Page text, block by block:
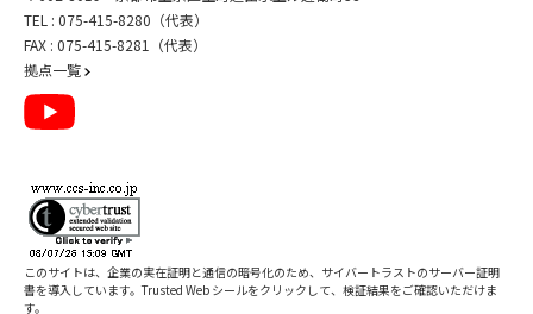
TEL : 075-415-8280（代表）
FAX : 075-415-8281（代表）
拠点一覧
このサイトは、企業の実在証明と通信の暗号化のため、サイバートラストのサーバー証明
書を導入しています。Trusted Web シールをクリックして、検証結果をご確認いただけま
す。